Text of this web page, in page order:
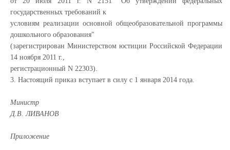
государственных требований к
условиям реализации основной общеобразовательной программы
дошкольного образования"
(зарегистрирован Министерством юстиции Российской Федерации
14 ноября 2011 г.,
регистрационный N 22303).
3. Настоящий приказ вступает в силу с 1 января 2014 года.
Министр
Д.В. ЛИВАНОВ
Приложение